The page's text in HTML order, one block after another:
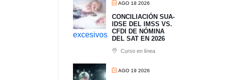
AGO 18 2026
CONCILIACIÓN SUA-
IDSE DEL IMSS VS.
CFDI DE NÓMINA
DEL SAT EN 2026
Curso en línea
AGO 19 2026